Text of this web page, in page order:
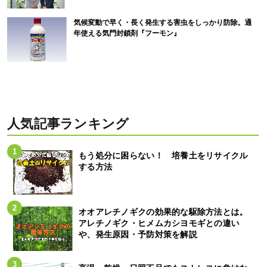
気候変動で早く・長く発生する害虫をしっかり防除。通
年使える気門封鎖剤『フーモン』
人気記事ランキング
もう処分に困らない！ 培養土をリサイクル
する方法
オオアレチノギクの効果的な駆除方法とは。
アレチノギク・ヒメムカシヨモギとの違い
や、発生原因・予防対策を解説